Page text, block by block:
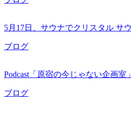
5月17日、サウナでクリスタル サ
ブログ
Podcast「原宿の今じゃない企画室
ブログ